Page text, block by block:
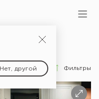
Нет, другой Фильтры